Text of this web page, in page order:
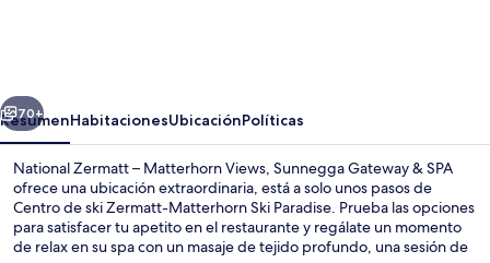
Views,
Sunnegga
Gateway
&
SPA
Siguiente
70+
ResumenHabitacionesUbicaciónPolíticas
National Zermatt – Matterhorn Views, Sunnegga Gateway & SPA
ofrece una ubicación extraordinaria, está a solo unos pasos de
Centro de ski Zermatt-Matterhorn Ski Paradise. Prueba las opciones
para satisfacer tu apetito en el restaurante y regálate un momento
de relax en su spa con un masaje de tejido profundo, una sesión de